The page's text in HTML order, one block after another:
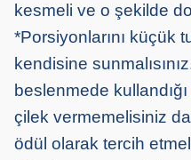
kesmeli ve o şekilde
*Porsiyonlarını küçük
kendisine
beslenmede
çilek vermemelisiniz
ödül olarak tercih